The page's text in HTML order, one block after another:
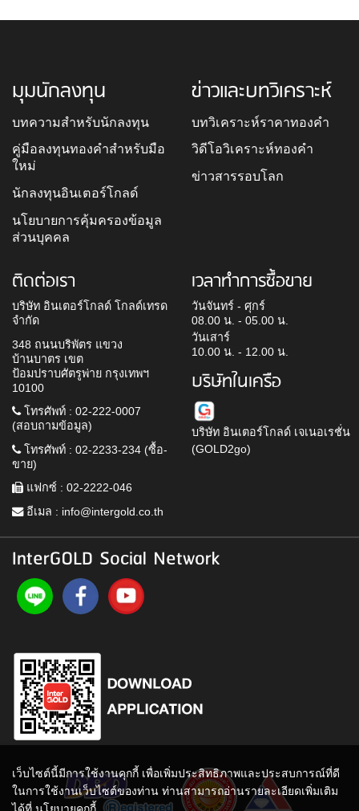
มุมนักลงทุน
บทความสำหรับนักลงทุน
คู่มือลงทุนทองคำสำหรับมือ
ใหม่
นักลงทุนอินเตอร์โกลด์
นโยบายการคุ้มครองข้อมูล
ส่วนบุคคล
ข่าวและบทวิเคราะห์
บทวิเคราะห์ราคาทองคำ
วิดีโอวิเคราะห์ทองคำ
ข่าวสารรอบโลก
ติดต่อเรา
บริษัท อินเตอร์โกลด์ โกลด์เทรด
จำกัด
348 ถนนบริพัตร แขวง
บ้านบาตร เขต
ป้อมปราบศัตรูพ่าย กรุงเทพฯ
10100
โทรศัพท์ : 02-222-0007
(สอบถามข้อมูล)
โทรศัพท์ : 02-2233-234 (ซื้อ-
ขาย)
แฟกซ์ : 02-2222-046
อีเมล : info@intergold.co.th
เวลาทำการซื้อขาย
วันจันทร์ - ศุกร์
08.00 น. - 05.00 น.
วันเสาร์
10.00 น. - 12.00 น.
บริษัทในเครือ
บริษัท อินเตอร์โกลด์ เจเนอเรชั่น
(GOLD2go)
InterGOLD Social Network
เว็บไซต์นี้มีการใช้งานคุกกี้ เพื่อเพิ่มประสิทธิภาพและประสบการณ์ที่ดี
ในการใช้งานเว็บไซต์ของท่าน ท่านสามารถอ่านรายละเอียดเพิ่มเติม